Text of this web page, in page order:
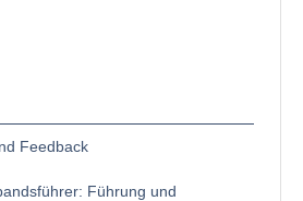
Feedback
Führung und